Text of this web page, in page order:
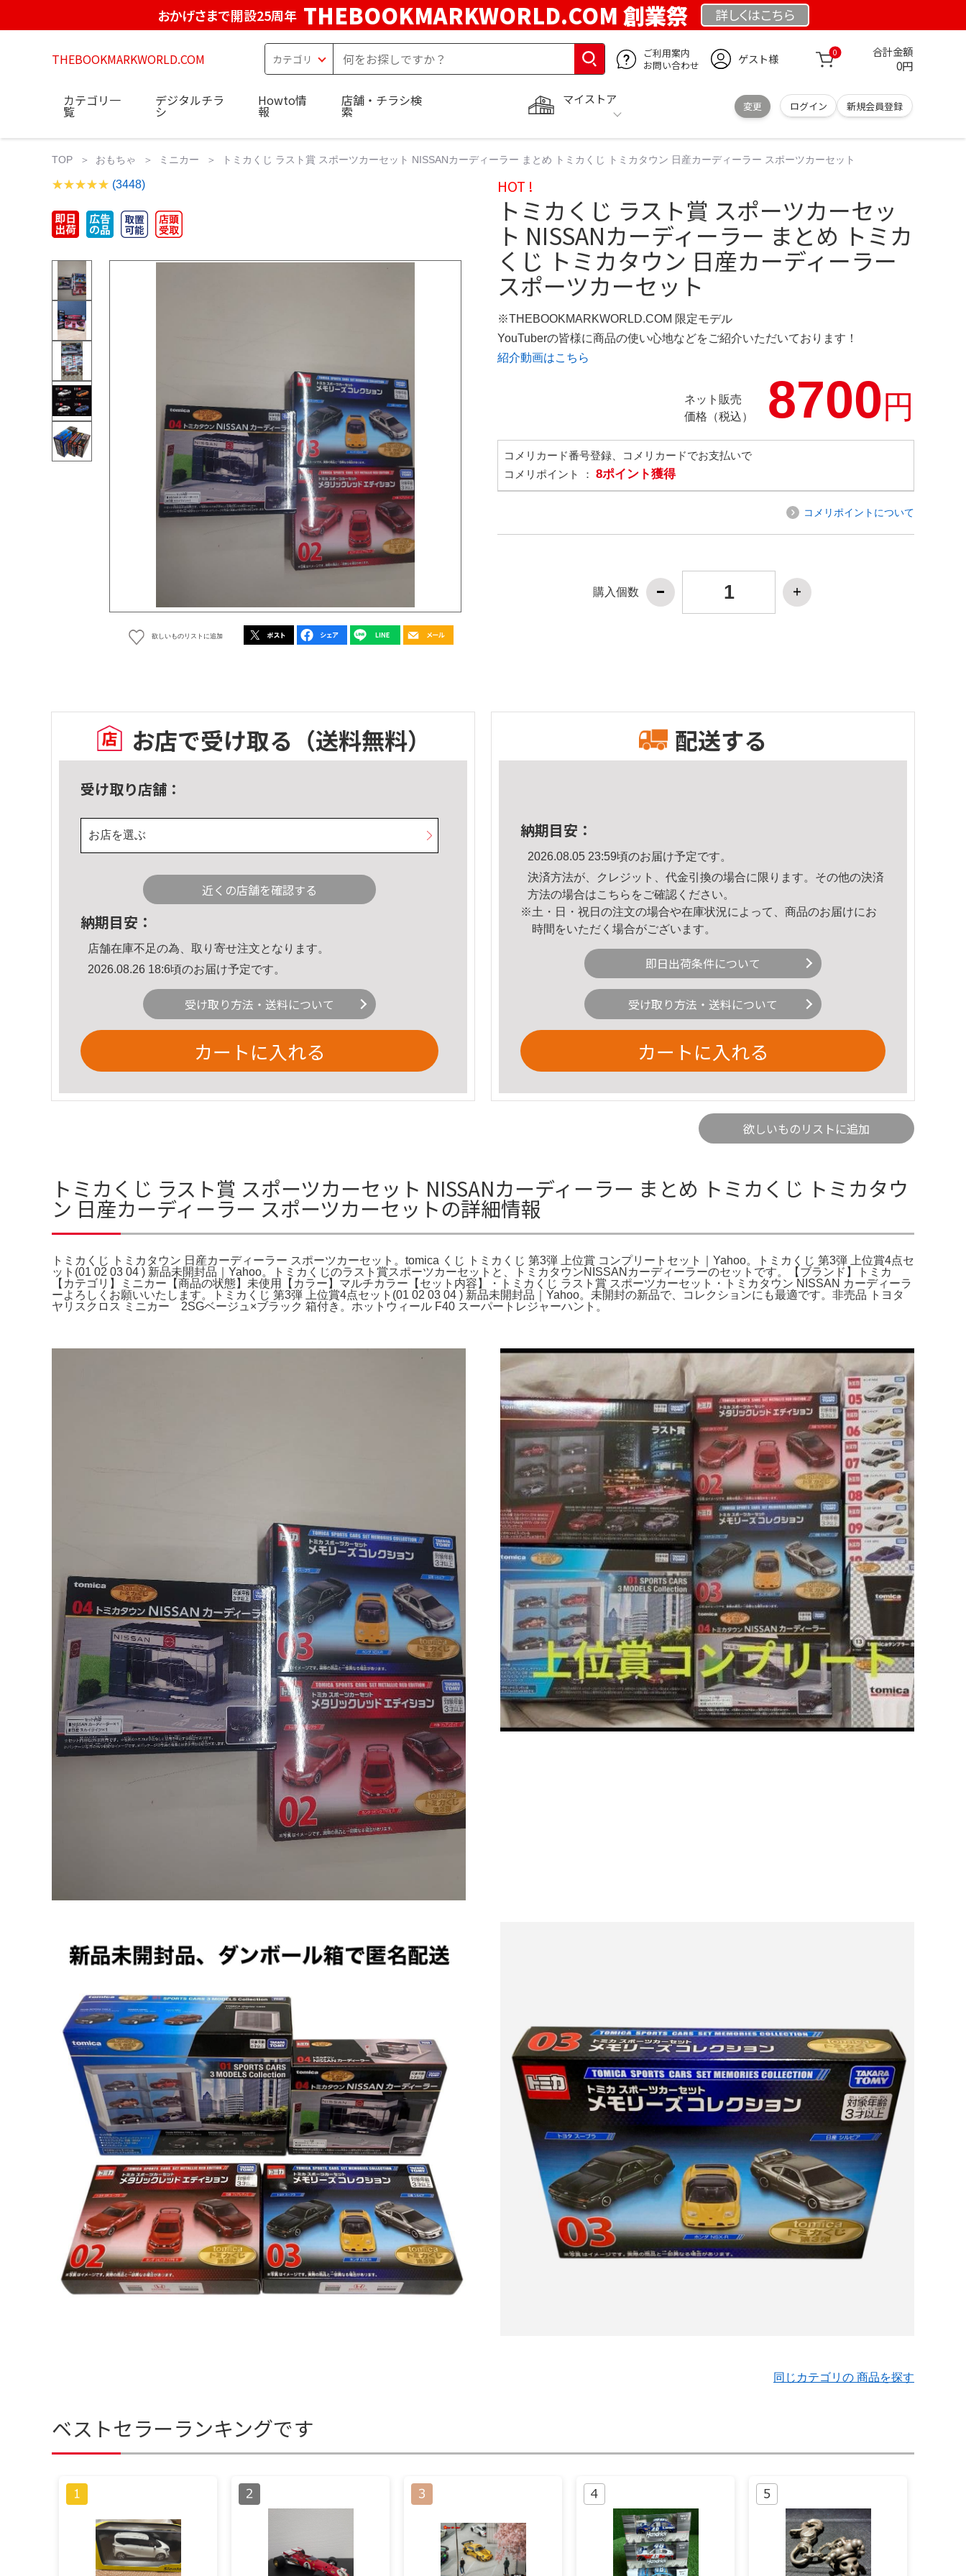
おかげさまで開設25周年 THEBOOKMARKWORLD.COM 創業祭 詳しくはこちら
THEBOOKMARKWORLD.COM
ご利用案内
お問い合わせ
ゲスト様 0 合計金額
0円
マイストア
変更 ログイン 新規会員登録
カテゴリ一
覧
デジタルチラ
シ
Howto情
報
店舗・チラシ検
索
TOP おもちゃ ミニカー トミカくじ ラスト賞 スポーツカーセット NISSANカーディーラー まとめ トミカくじ トミカタウン 日産カーディーラー スポーツカーセット
(3448)
欲しいものリストに追加
HOT !
トミカくじ ラスト賞 スポーツカーセッ
ト NISSANカーディーラー まとめ トミカ
くじ トミカタウン 日産カーディーラー
スポーツカーセット
※THEBOOKMARKWORLD.COM 限定モデル
YouTuberの皆様に商品の使い心地などをご紹介いただいております！
紹介動画はこちら
ネット販売
価格（税込）
8700円
コメリカード番号登録、コメリカードでお支払いで
コメリポイント ： 8ポイント獲得
コメリポイントについて
購入個数
お店で受け取る （送料無料）
受け取り店舗：
お店を選ぶ
近くの店舗を確認する
納期目安：
店舗在庫不足の為、取り寄せ注文となります。
2026.08.26 18:6頃のお届け予定です。
受け取り方法・送料について
カートに入れる
配送する
納期目安：
2026.08.05 23:59頃のお届け予定です。
決済方法が、クレジット、代金引換の場合に限ります。その他の決済
方法の場合はこちら をご確認ください。
※土・日・祝日の注文の場合や在庫状況によって、商品のお届けにお
時間をいただく場合がございます。
即日出荷条件について
受け取り方法・送料について
カートに入れる
欲しいものリストに追加
トミカくじ ラスト賞 スポーツカーセット NISSANカーディーラー まとめ トミカくじ トミカタウ
ン 日産カーディーラー スポーツカーセットの詳細情報
トミカくじ トミカタウン 日産カーディーラー スポーツカーセット。tomica くじ トミカくじ 第3弾 上位賞 コンプリートセット｜Yahoo。トミカくじ 第3弾 上位賞4点セ
ット(01 02 03 04 ) 新品未開封品｜Yahoo。トミカくじのラスト賞スポーツカーセットと、トミカタウンNISSANカーディーラーのセットです。【ブランド】トミカ
【カテゴリ】ミニカー【商品の状態】未使用【カラー】マルチカラー【セット内容】・トミカくじ ラスト賞 スポーツカーセット・トミカタウン NISSAN カーディーラ
ーよろしくお願いいたします。トミカくじ 第3弾 上位賞4点セット(01 02 03 04 ) 新品未開封品｜Yahoo。未開封の新品で、コレクションにも最適です。非売品 トヨタ
ヤリスクロス ミニカー 2SGベージュ×ブラック 箱付き。ホットウィール F40 スーパートレジャーハント。
同じカテゴリの 商品を探す
ベストセラーランキングです